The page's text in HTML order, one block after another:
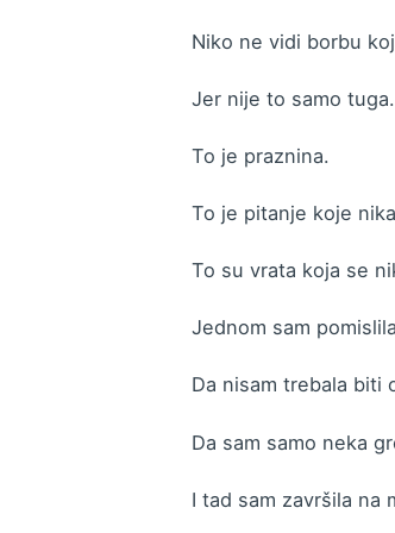
Niko ne vidi borbu
Jer nije to samo tuga.
To je praznina.
To je pitanje koje
To su vrata koja se
Jednom sam
Da nisam trebala biti
Da sam samo neka
I tad sam završila na